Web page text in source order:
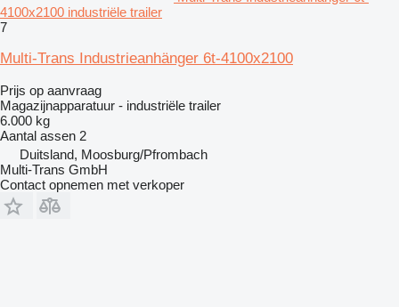
4100x2100 industriële trailer
7
Multi-Trans Industrieanhänger 6t-4100x2100
Prijs op aanvraag
Magazijnapparatuur - industriële trailer
6.000 kg
Aantal assen 2
Duitsland, Moosburg/Pfrombach
Multi-Trans GmbH
Contact opnemen met verkoper